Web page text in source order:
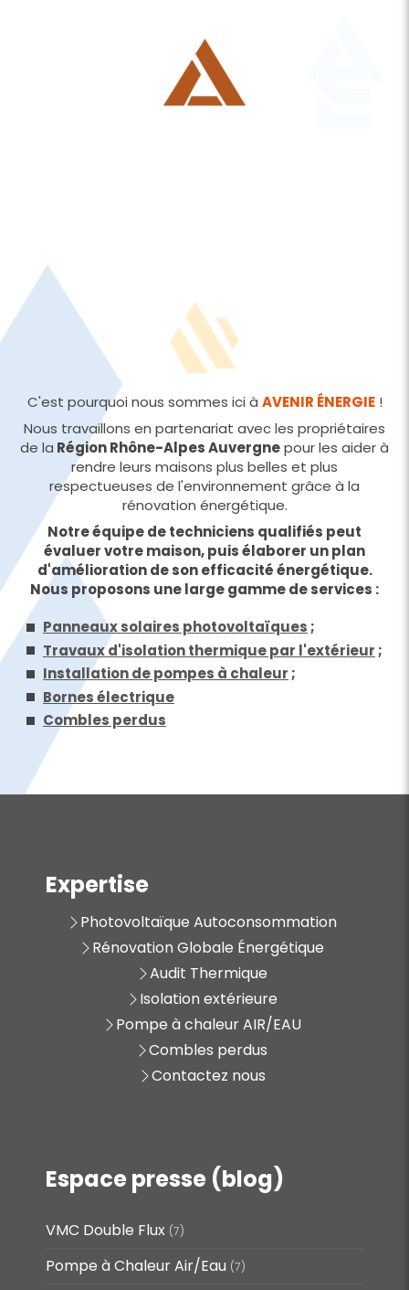
C'est pourquoi nous sommes ici à AVENIR ÉNERGIE!
Nous travaillons en partenariat avec les propriétaires
de la Région Rhône-Alpes Auvergnepour les aider à
rendre leurs maisons plus belles et plus
respectueuses de l'environnement grâce à la
rénovation énergétique.
Notre équipe de techniciens qualifiés peut
évaluer votre maison, puis élaborer un plan
d'amélioration de son efficacité énergétique.
Nous proposons une large gamme de services :
Panneaux solaires photovoltaïques ;
Travaux d'isolation thermique par l'extérieur ;
Installation de pompes à chaleur ;
Bornes électrique
Combles perdus
Expertise
Photovoltaïque Autoconsommation
Rénovation Globale Énergétique
Audit Thermique
Isolation extérieure
Pompe à chaleur AIR/EAU
Combles perdus
Contactez nous
Espace presse (blog)
VMC Double Flux (7)
Pompe à Chaleur Air/Eau (7)